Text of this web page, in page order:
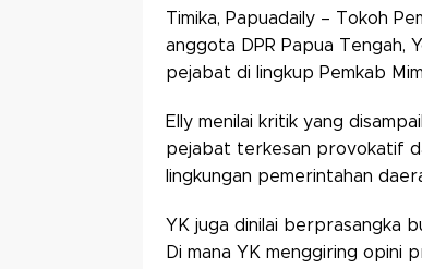
Timika, Papuadaily – Tokoh
anggota DPR Papua Tengah,
pejabat di lingkup Pemkab
Elly menilai kritik yang
pejabat terkesan provokatif
lingkungan pemerintahan
YK juga dinilai berprasangka
Di mana YK menggiring opini